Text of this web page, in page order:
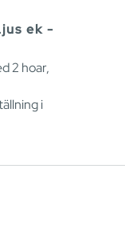
ek -
2 hoar,
i